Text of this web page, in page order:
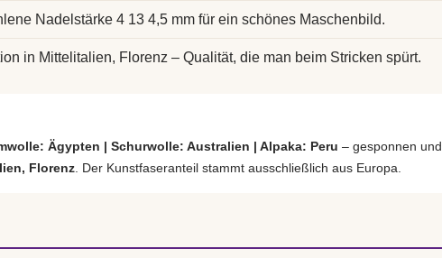
Nadelstärke 4 13 4,5 mm für ein schönes Maschenbild.
in Mittelitalien, Florenz – Qualität, die man beim Stricken spürt.
Ägypten | Schurwolle: Australien | Alpaka: Peru – gesponnen und
Florenz . Der Kunstfaseranteil stammt ausschließlich aus Europa.